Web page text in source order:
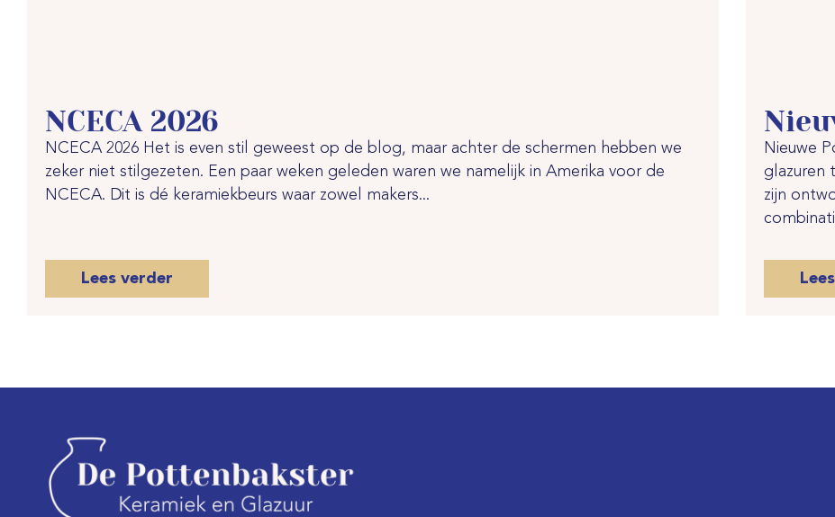
NCECA 2026
NCECA 2026 Het is even stil geweest op de blog, maar achter de schermen hebben we
zeker niet stilgezeten. Een paar weken geleden waren we namelijk in Amerika voor de
NCECA. Dit is dé keramiekbeurs waar zowel makers...
Lees verder
Nieuwe
glazuren
zijn